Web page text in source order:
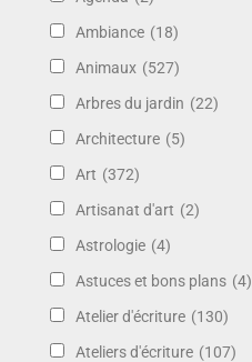
Ambiance (18)
Animaux (527)
Arbres du jardin (22)
Architecture (5)
Art (372)
Artisanat d'art (2)
Astrologie (4)
Astuces et bons plans (4)
Atelier d'écriture (130)
Ateliers d'écriture (107)